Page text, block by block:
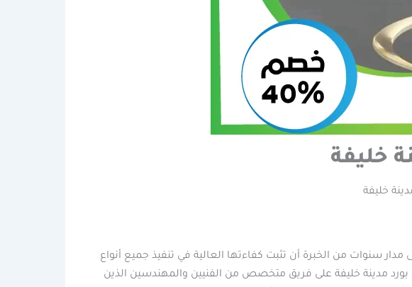
خليفة
خليفة
سنوات من الخبرة أن تثبت كفاءتها العالية في تنفيذ جميع أنواع
مدينة خليفة على فريق متخصص من الفنيين والمهندسين الذين